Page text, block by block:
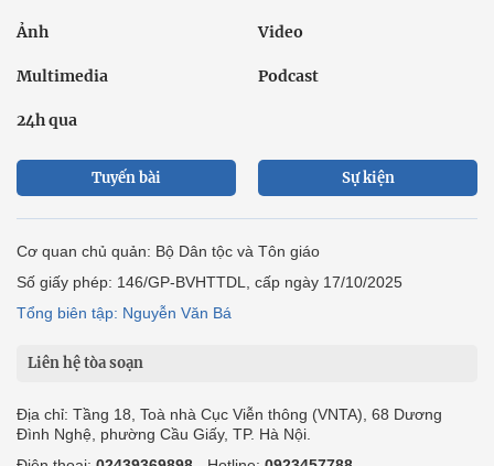
Ảnh Video
Multimedia Podcast
24h qua
Tuyến bài Sự kiện
Cơ quan chủ quản: Bộ Dân tộc và Tôn giáo
Số giấy phép: 146/GP-BVHTTDL, cấp ngày 17/10/2025
Tổng biên tập: Nguyễn Văn Bá
Liên hệ tòa soạn
Địa chỉ: Tầng 18, Toà nhà Cục Viễn thông (VNTA), 68 Dương
Đình Nghệ, phường Cầu Giấy, TP. Hà Nội.